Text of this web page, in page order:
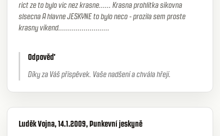
rict ze to bylo vic nez krasne...... Krasna prohlitka sikovna
slsecna A hlavne JESKYNE to bylo neco - prozila sem proste
krasny vikend..........................
Odpověď
Díky za Váš příspěvek. Vaše nadšení a chvála hřejí.
Luděk Vojna, 14.1.2009, Punkevní jeskyně